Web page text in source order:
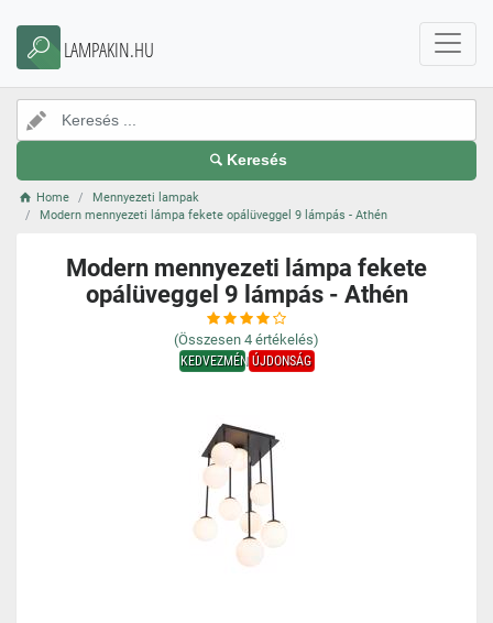
LAMPAKIN.HU
Keresés
Home
Mennyezeti lampak
Modern mennyezeti lámpa fekete opálüveggel 9 lámpás - Athén
Modern mennyezeti lámpa fekete
opálüveggel 9 lámpás - Athén
(Összesen 4 értékelés)
KEDVEZMÉNYÚJDONSÁG